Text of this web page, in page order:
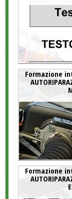
Formazione
Formazione